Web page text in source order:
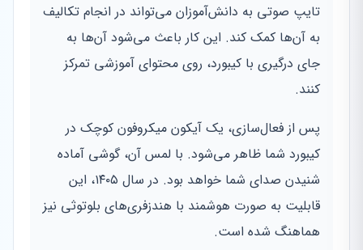
تایپ صوتی به دانش‌آموزان می‌تواند در انجام تکالیف
به آن‌ها کمک کند. این کار باعث می‌شود آن‌ها به
جای درگیری با کیبورد، روی محتوای آموزشی تمرکز
کنند.
پس از فعال‌سازی، یک آیکون میکروفون کوچک در
کیبورد شما ظاهر می‌شود. با لمس آن، گوشی آماده
شنیدن صدای شما خواهد بود. در سال ۱۴۰۵، این
قابلیت به صورت هوشمند با هندزفری‌های بلوتوثی نیز
هماهنگ شده است.